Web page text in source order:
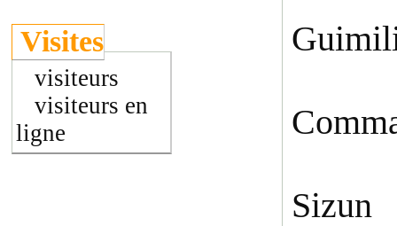
Visites
visiteurs
visiteurs en
ligne
Sizun